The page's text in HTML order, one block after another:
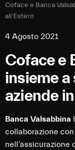
Current:
Coface e Banca
all’Estero
4 Agosto 2021
Coface e
insieme
aziende
Banca Valsabbina
collaborazione con
nell’assicurazione